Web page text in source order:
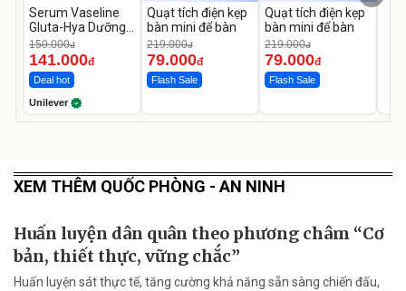
Serum Vaseline
Gluta-Hya Dưỡng
Da Sáng Mịn Sau 7
Ngày
150.000đ
141.000đ
Deal hot
Unilever
Quạt tích điện kẹp
bàn mini để bàn
219.000đ
79.000đ
Flash Sale
Quạt tích điện kẹp
bàn mini để bàn
219.000đ
79.000đ
Flash Sale
XEM THÊM QUỐC PHÒNG - AN NINH
Huấn luyện dân quân theo phương châm “Cơ
bản, thiết thực, vững chắc”
Huấn luyện sát thực tế, tăng cường khả năng sẵn sàng chiến đấu,